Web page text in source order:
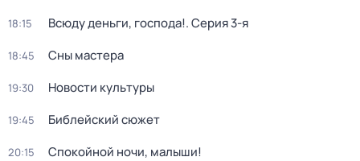
18:15 Всюду деньги, господа!. Серия 3-я
18:45 Сны мастера
19:30 Новости культуры
19:45 Библейский сюжет
20:15 Спокойной ночи, малыши!